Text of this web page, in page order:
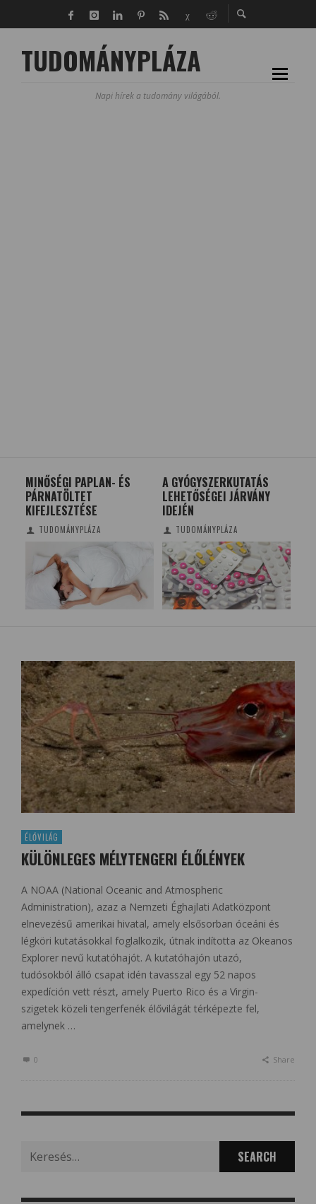
TUDOMÁNYPLÁZA
Napi hírek a tudomány világából.
MINŐSÉGI PAPLAN- ÉS
PÁRNATÖLTET
KIFEJLESZTÉSE
TUDOMÁNYPLÁZA
A GYÓGYSZERKUTATÁS
LEHETŐSÉGEI JÁRVÁNY
IDEJÉN
TUDOMÁNYPLÁZA
ÉLŐVILÁG
KÜLÖNLEGES MÉLYTENGERI ÉLŐLÉNYEK
A NOAA (National Oceanic and Atmospheric
Administration), azaz a Nemzeti Éghajlati Adatközpont
elnevezésű amerikai hivatal, amely elsősorban óceáni és
légköri kutatásokkal foglalkozik, útnak indította az Okeanos
Explorer nevű kutatóhajót. A kutatóhajón utazó,
tudósokból álló csapat idén tavasszal egy 52 napos
expedíción vett részt, amely Puerto Rico és a Virgin-
szigetek közeli tengerfenék élővilágát térképezte fel,
amelynek …
0 Share